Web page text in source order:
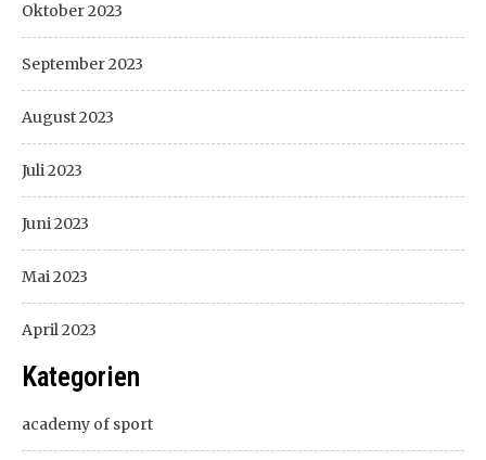
Oktober 2023
September 2023
August 2023
Juli 2023
Juni 2023
Mai 2023
April 2023
Kategorien
academy of sport